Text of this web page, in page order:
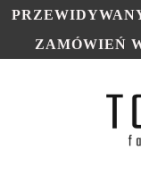
ZAMÓWIEŃ